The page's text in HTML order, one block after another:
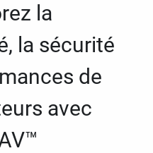
la
la sécurité
de
avec